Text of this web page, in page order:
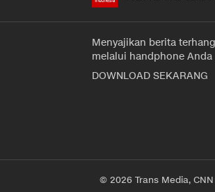
Menyajikan berita
melalui handphone Anda
DOWNLOAD SEKARANG
© 2026 Trans Media,